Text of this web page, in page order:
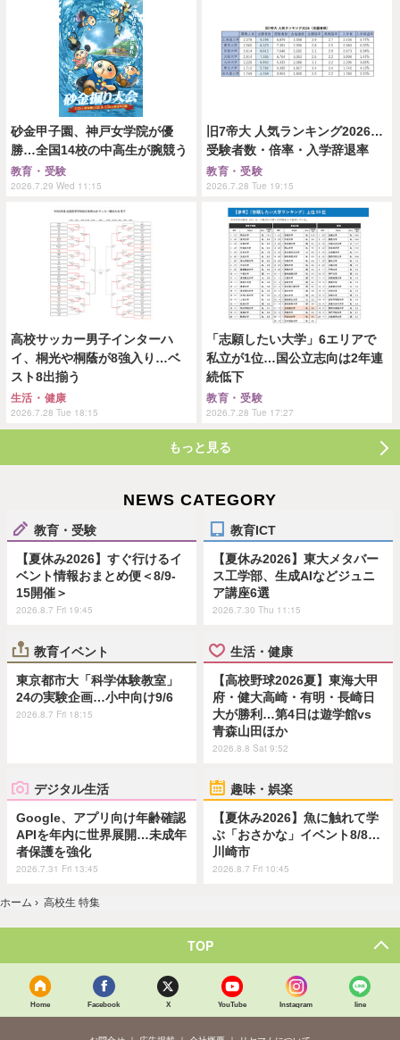
砂金甲子園、神戸女学院が優
勝…全国14校の中高生が腕競う
教育・受験
2026.7.29 Wed 11:15
旧7帝大 人気ランキング2026…
受験者数・倍率・入学辞退率
教育・受験
2026.7.28 Tue 19:15
高校サッカー男子インターハ
イ、桐光や桐蔭が8強入り…ベ
スト8出揃う
生活・健康
2026.7.28 Tue 18:15
「志願したい大学」6エリアで
私立が1位…国公立志向は2年連
続低下
教育・受験
2026.7.28 Tue 17:27
もっと見る
NEWS CATEGORY
教育・受験
【夏休み2026】すぐ行けるイ
ベント情報おまとめ便＜8/9-
15開催＞
2026.8.7 Fri 19:45
教育ICT
【夏休み2026】東大メタバー
ス工学部、生成AIなどジュニ
ア講座6選
2026.7.30 Thu 11:15
教育イベント
東京都市大「科学体験教室」
24の実験企画…小中向け9/6
2026.8.7 Fri 18:15
生活・健康
【高校野球2026夏】東海大甲
府・健大高崎・有明・長崎日
大が勝利…第4日は遊学館vs
青森山田ほか
2026.8.8 Sat 9:52
デジタル生活
Google、アプリ向け年齢確認
APIを年内に世界展開…未成年
者保護を強化
2026.7.31 Fri 13:45
趣味・娯楽
【夏休み2026】魚に触れて学
ぶ「おさかな」イベント8/8…
川崎市
2026.8.7 Fri 10:45
ホーム › 高校生 特集
TOP
Home Facebook X YouTube Instagram line